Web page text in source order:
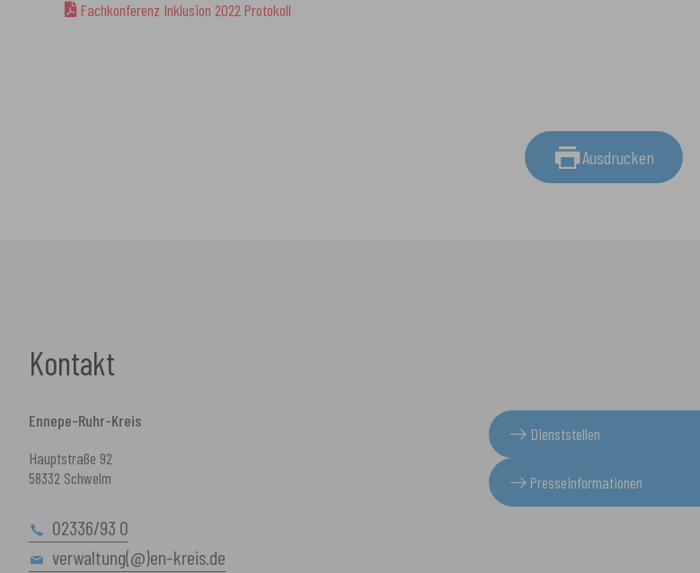
Fachkonferenz Inklusion 2022 Protokoll
Ausdrucken
Kontakt
Ennepe-Ruhr-Kreis
Hauptstraße 92
58332 Schwelm
02336/93 0
verwaltung(@)en-kreis.de
Dienststellen
Presseinformationen